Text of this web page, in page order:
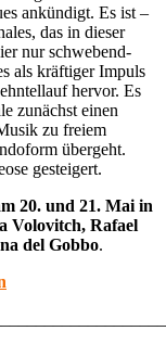
ankündigt. Es ist –
das in dieser
nur schwebend-
als kräftiger Impuls
hervor. Es
zunächst einen
zu freiem
übergeht.
gesteigert.
20. und 21. Mai in
Volovitch, Rafael
del Gobbo.